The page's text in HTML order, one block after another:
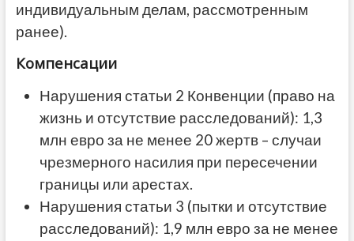
индивидуальным делам, рассмотренным
ранее).
Компенсации
Нарушения статьи 2 Конвенции (право на
жизнь и отсутствие расследований): 1,3
млн евро за не менее 20 жертв – случаи
чрезмерного насилия при пересечении
границы или арестах.
Нарушения статьи 3 (пытки и отсутствие
расследований): 1,9 млн евро за не менее